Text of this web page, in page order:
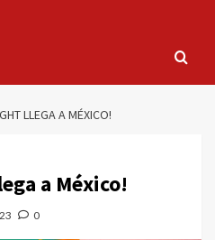
LLEGA A MÉXICO!
a México!
0